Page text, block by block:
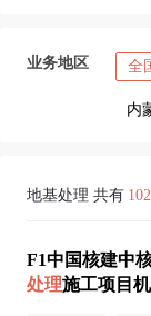
业务地区 全
内
地基处理 共有
F1中国核建中
处理施工项目